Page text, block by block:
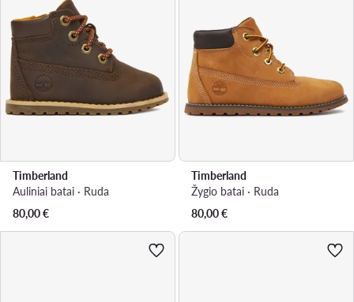
Timberland
Auliniai batai · Ruda
80,00€
Timberland
Žygio batai · Ruda
80,00€